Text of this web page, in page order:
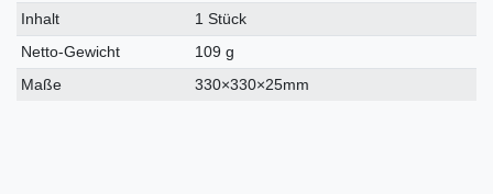
Inhalt
1 Stück
Netto-Gewicht
109 g
Maße
330×330×25mm